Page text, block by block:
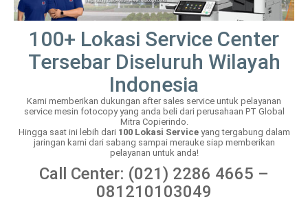
100+ Lokasi Service Center
Tersebar Diseluruh Wilayah
Indonesia
Kami memberikan dukungan after sales service untuk pelayanan
service mesin fotocopy yang anda beli dari perusahaan PT Global
Mitra Copierindo.
Hingga saat ini lebih dari 100 Lokasi Serviceyang tergabung dalam
jaringan kami dari sabang sampai merauke siap memberikan
pelayanan untuk anda!
Call Center: (021) 2286 4665 –
081210103049